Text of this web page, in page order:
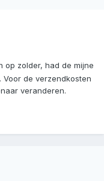
zolder, had de mijne
de verzendkosten
veranderen.